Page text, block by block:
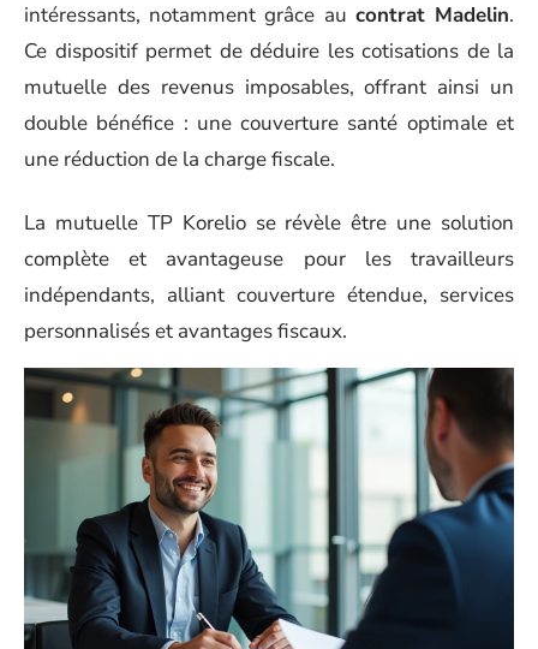
intéressants, notamment grâce au contrat Madelin.
Ce dispositif permet de déduire les cotisations de la
mutuelle des revenus imposables, offrant ainsi un
double bénéfice : une couverture santé optimale et
une réduction de la charge fiscale.
La mutuelle TP Korelio se révèle être une solution
complète et avantageuse pour les travailleurs
indépendants, alliant couverture étendue, services
personnalisés et avantages fiscaux.